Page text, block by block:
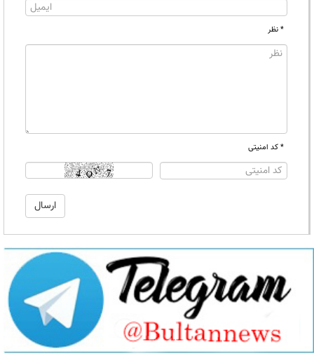
* نظر
* کد امنیتی